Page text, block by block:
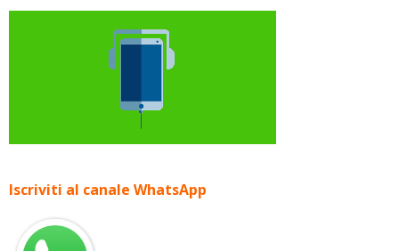
Iscriviti al canale WhatsApp